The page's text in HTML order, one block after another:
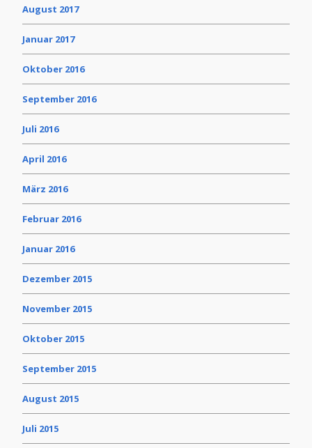
August 2017
Januar 2017
Oktober 2016
September 2016
Juli 2016
April 2016
März 2016
Februar 2016
Januar 2016
Dezember 2015
November 2015
Oktober 2015
September 2015
August 2015
Juli 2015